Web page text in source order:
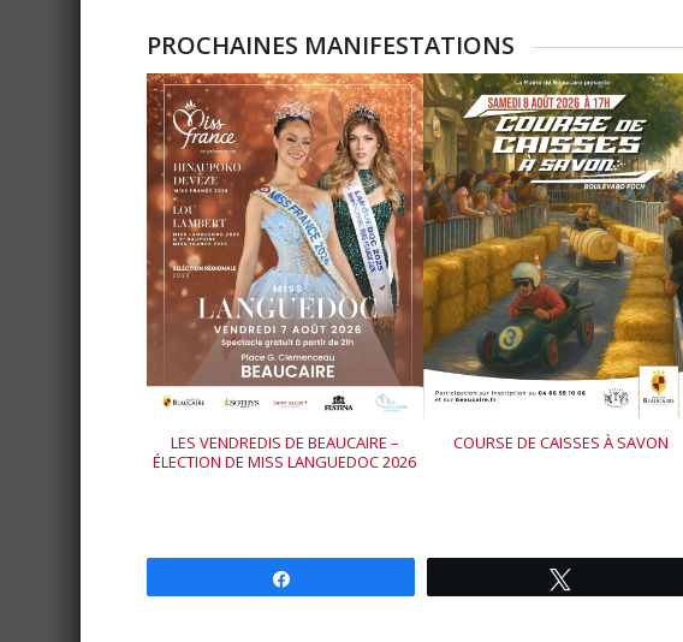
PROCHAINES MANIFESTATIONS
LES VENDREDIS DE BEAUCAIRE –
ÉLECTION DE MISS LANGUEDOC 2026
COURSE DE CAISSES À SAVON